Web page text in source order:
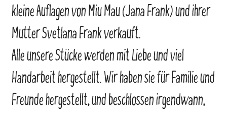
kleine Auflagen von Miu Mau (Jana Frank) und ihrer
Mutter Svetlana Frank verkauft.
Alle unsere Stücke werden mit Liebe und viel
Handarbeit hergestellt. Wir haben sie für Familie und
Freunde hergestellt, und beschlossen irgendwann,